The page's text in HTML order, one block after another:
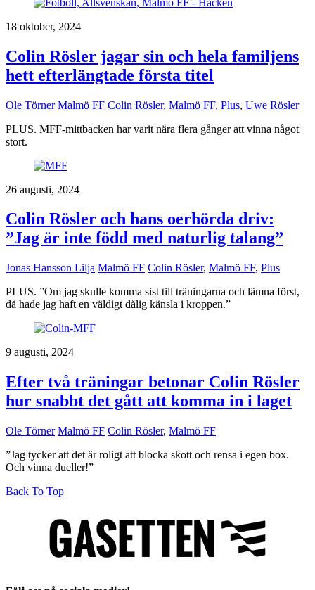
18 oktober, 2024
Colin Rösler jagar sin och hela familjens
hett efterlängtade första titel
Ole Törner Malmö FF Colin Rösler, Malmö FF, Plus, Uwe Rösler
PLUS. MFF-mittbacken har varit nära flera gånger att vinna något
stort.
26 augusti, 2024
Colin Rösler och hans oerhörda driv:
”Jag är inte född med naturlig talang”
Jonas Hansson Lilja Malmö FF Colin Rösler, Malmö FF, Plus
PLUS. ”Om jag skulle komma sist till träningarna och lämna först,
då hade jag haft en väldigt dålig känsla i kroppen.”
9 augusti, 2024
Efter två träningar betonar Colin Rösler
hur snabbt det gått att komma in i laget
Ole Törner Malmö FF Colin Rösler, Malmö FF
”Jag tycker att det är roligt att blocka skott och rensa i egen box.
Och vinna dueller!”
Back To Top